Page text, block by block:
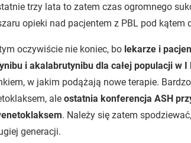
trzy lata to zatem czas ogromnego
opieki nad pacjentem z PBL pod kątem
oczywiście nie koniec, bo lekarze i
i akalabrutynibu dla całej populacji w I
w jakim podążają nowe terapie.
ale ostatnia konferencja ASH
. Należy się zatem
generacji.